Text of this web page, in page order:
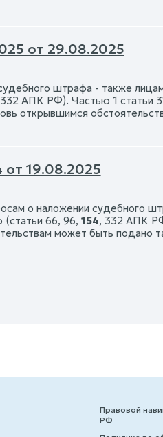
от 29.08.2025
штрафа - также
АПК РФ). Частью 1 статьи
открывшимся
19.08.2025
о наложении судебного
66, 96, 154, 332 АПК
может быть подано
Правовой
РФ